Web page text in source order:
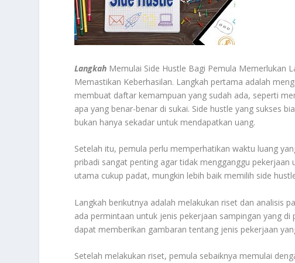
Langkah Memulai Side Hustle Bagi Pemula Memerlukan
Memastikan Keberhasilan. Langkah pertama adalah
membuat daftar kemampuan yang sudah ada, seperti
apa yang benar-benar di sukai. Side hustle yang sukses
bukan hanya sekadar untuk mendapatkan uang.
Setelah itu, pemula perlu memperhatikan waktu luang
pribadi sangat penting agar tidak mengganggu
utama cukup padat, mungkin lebih baik memilih side
Langkah berikutnya adalah melakukan riset dan analisis
ada permintaan untuk jenis pekerjaan sampingan yang
dapat memberikan gambaran tentang jenis pekerjaan
Setelah melakukan riset, pemula sebaiknya memulai